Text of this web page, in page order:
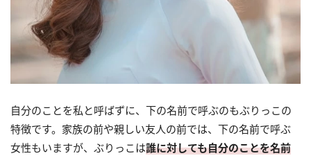
自分のことを私と呼ばずに、下の名前で呼ぶのもぶりっこの
特徴です。家族の前や親しい友人の前では、下の名前で呼ぶ
女性もいますが、ぶりっこは誰に対しても自分のことを名前